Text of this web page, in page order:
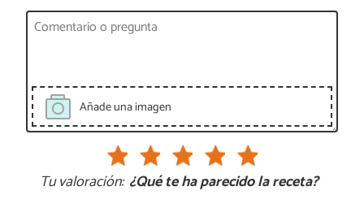
Añade una imagen
Tu valoración: ¿Qué te ha parecido la receta?